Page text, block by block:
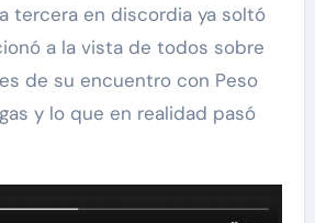
tercera en discordia ya soltó
a la vista de todos sobre
de su encuentro con Peso
y lo que en realidad pasó